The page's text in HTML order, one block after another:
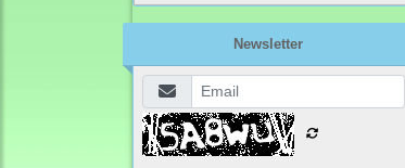
Newsletter